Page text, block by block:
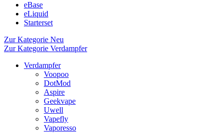
eBase
eLiquid
Starterset
Zur Kategorie Neu
Zur Kategorie Verdampfer
Verdampfer
Voopoo
DotMod
Aspire
Geekvape
Uwell
Vapefly
Vaporesso